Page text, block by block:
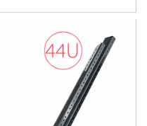
ERK-RR44